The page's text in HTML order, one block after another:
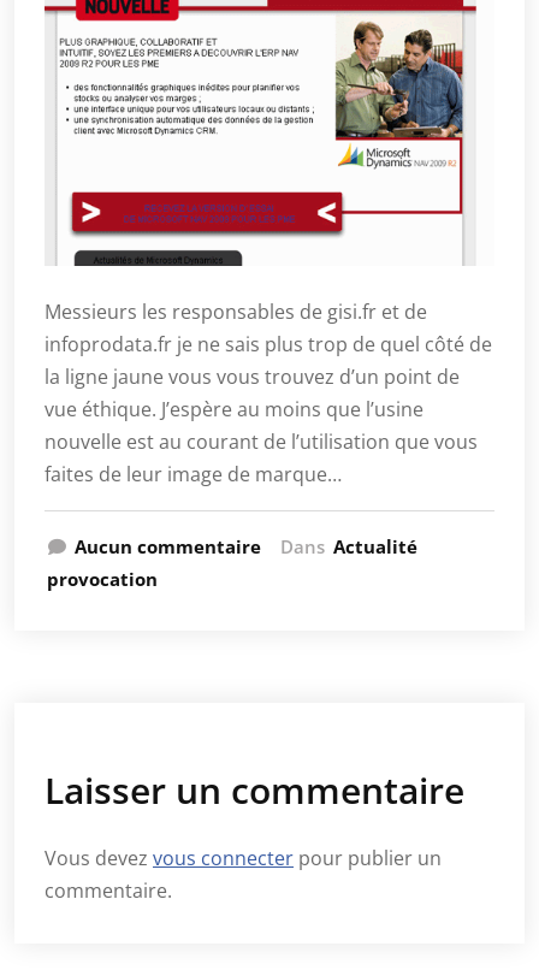
Messieurs les responsables de gisi.fr et de
infoprodata.fr je ne sais plus trop de quel côté de
la ligne jaune vous vous trouvez d’un point de
vue éthique. J’espère au moins que l’usine
nouvelle est au courant de l’utilisation que vous
faites de leur image de marque…
Aucun commentaire Dans Actualité
provocation
Laisser un commentaire
Vous devez vous connecter pour publier un
commentaire.